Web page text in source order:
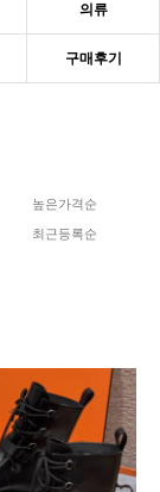
의류
구매후기
높은가격순
최근등록순